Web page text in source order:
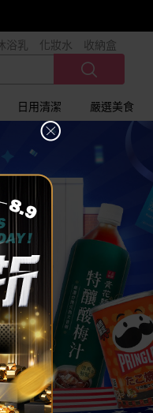
划算
浴乳 化妝水 收納盒
日用清潔 嚴選美食